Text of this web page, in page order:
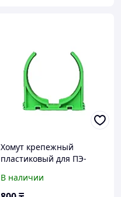
Хомут крепежный
пластиковый для ПЭ-
вентиляции
В наличии